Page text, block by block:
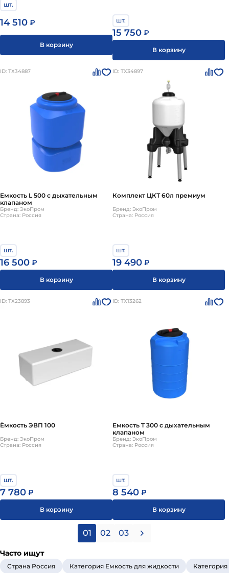
шт.
14 510 ₽
В корзину
шт.
15 750 ₽
В корзину
ID: ТХ34887
Емкость L 500 с дыхательным
клапаном
Бренд: ЭкоПром
Страна: Россия
шт.
16 500 ₽
В корзину
ID: ТХ34897
Комплект ЦКТ 60л премиум
Бренд: ЭкоПром
Страна: Россия
шт.
19 490 ₽
В корзину
ID: ТХ23893
Ёмкость ЭВП 100
Бренд: ЭкоПром
Страна: Россия
шт.
7 780 ₽
В корзину
ID: ТХ13262
Емкость T 300 с дыхательным
клапаном
Бренд: ЭкоПром
Страна: Россия
шт.
8 540 ₽
В корзину
01 02 03
Часто ищут
Страна Россия Категория Емкость для жидкости